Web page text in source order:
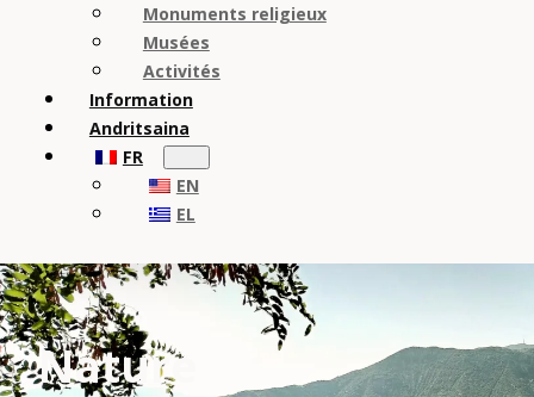
Monuments religieux
Musées
Activités
Information
Andritsaina
FR
EN
EL
Nature